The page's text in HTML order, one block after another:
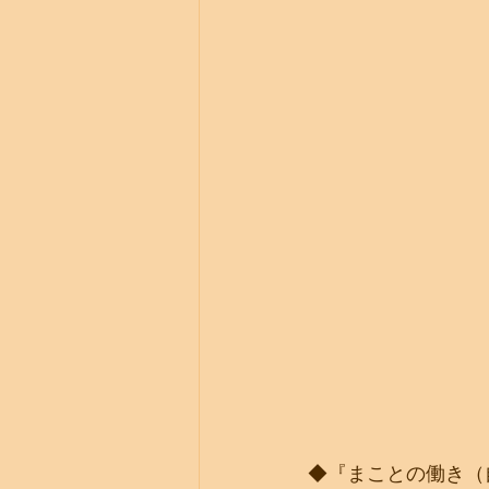
◆『まことの働き（